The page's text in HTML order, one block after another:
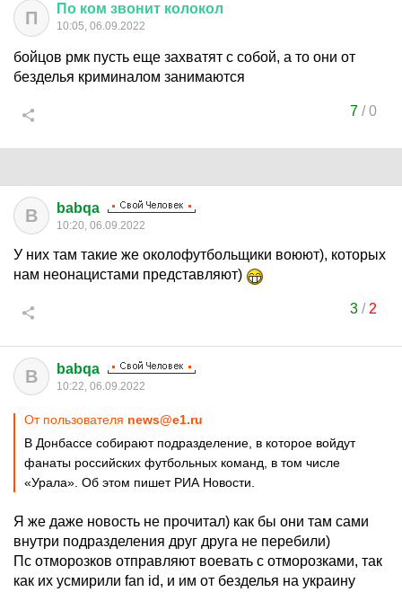
П По ком звонит колокол
10:05, 06.09.2022
бойцов рмк пусть еще захватят с собой, а то они от
безделья криминалом занимаются
7/0
B babqa
10:20, 06.09.2022
У них там такие же околофутбольщики воюют), которых
нам неонацистами представляют)
3/ 2
B babqa
10:22, 06.09.2022
От пользователя news@e1.ru
В Донбассе собирают подразделение, в которое войдут
фанаты российских футбольных команд, в том числе
«Урала». Об этом пишет РИА Новости.
Я же даже новость не прочитал) как бы они там сами
внутри подразделения друг друга не перебили)
Пс отморозков отправляют воевать с отморозками, так
как их усмирили fan id, и им от безделья на украину